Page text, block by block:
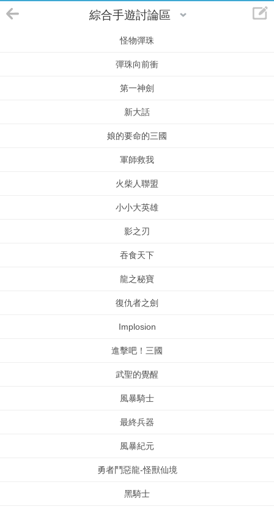
綜合手遊討論區
怪物彈珠
彈珠向前衝
第一神劍
新大話
娘的要命的三國
軍師救我
火柴人聯盟
小小大英雄
影之刃
吞食天下
龍之秘寶
復仇者之劍
Implosion
進擊吧！三國
武聖的覺醒
風暴騎士
最終兵器
風暴紀元
勇者鬥惡龍-怪獸仙境
黑騎士